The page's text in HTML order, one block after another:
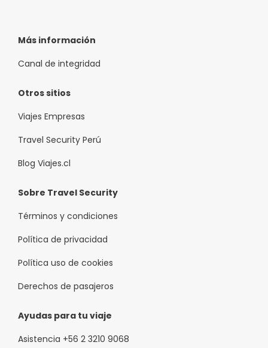
Más información
Canal de integridad
Otros sitios
Viajes Empresas
Travel Security Perú
Blog Viajes.cl
Sobre Travel Security
Términos y condiciones
Política de privacidad
Política uso de cookies
Derechos de pasajeros
Ayudas para tu viaje
Asistencia +56 2 3210 9068